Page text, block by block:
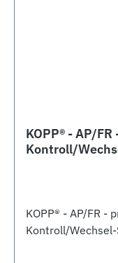
KOPP® - AP/
Kontroll/
KOPP® - AP/FR -
Kontroll/